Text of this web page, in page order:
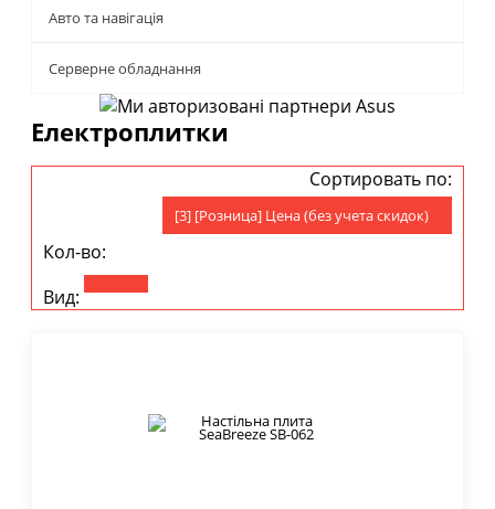
Авто та навігація
Серверне обладнання
Електроплитки
Сортировать по:
[3] [Розница] Цена (без учета скидок)
Кол-во:
Вид: